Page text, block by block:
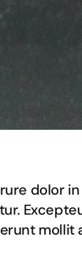
dolor
mollit